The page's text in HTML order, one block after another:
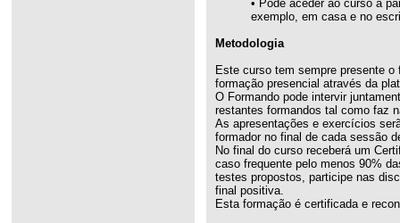
• Pode aceder ao curso a
exemplo, em casa e no
Metodologia
Este curso tem sempre presente o
formação presencial através da
O Formando pode intervir
restantes formandos tal como faz
As apresentações e exercícios
formador no final de cada sessão
No final do curso receberá um
caso frequente pelo menos 90%
testes propostos, participe nas
final positiva.
Esta formação é certificada e